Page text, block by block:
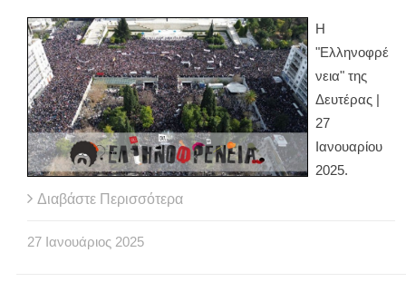
Η
"Ελληνοφρέ
νεια" της
Δευτέρας |
27
Ιανουαρίου
2025.
Διαβάστε Περισσότερα
27 Ιανουάριος 2025